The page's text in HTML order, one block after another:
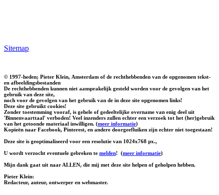
Sitemap
© 1997-heden; Pieter Klein, Amsterdam of de rechthebbenden van de opgenomen tekst-
en afbeeldingsbestanden
De rechthebbenden kunnen niet aansprakelijk gesteld worden voor de gevolgen van het
gebruik van deze site,
noch voor de gevolgen van het gebruik van de in deze site opgenomen links!
Deze site gebruikt cookies!
Zonder toestemming vooraf, is gehele of gedeeltelijke overname van enig deel uit
'Binnenvaarttaal' verboden! Veel inzenders zullen echter een verzoek tot het (her)gebruik
van het getoonde materiaal inwilligen. (meer informatie)
Kopieën naar Facebook, Pinterest, en andere doorgeefluiken zijn echter niet toegestaan!
Deze site is geoptimaliseerd voor een resolutie van 1024x768 px.,
U wordt verzocht eventuele gebreken te melden! (meer informatie)
Mijn dank gaat uit naar ALLEN, die mij met deze site helpen of geholpen hebben.
Pieter Klein:
Redacteur, auteur, ontwerper en webmaster.